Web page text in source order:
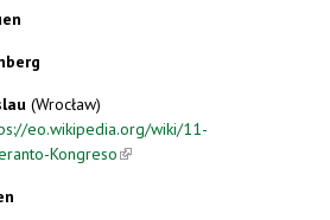
(Wrocław)
eo.wikipedia.org/wiki/11-
Kongreso(link is external)